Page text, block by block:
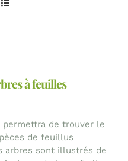
à feuilles
permettra de trouver le
de feuillus
arbres sont illustrés de